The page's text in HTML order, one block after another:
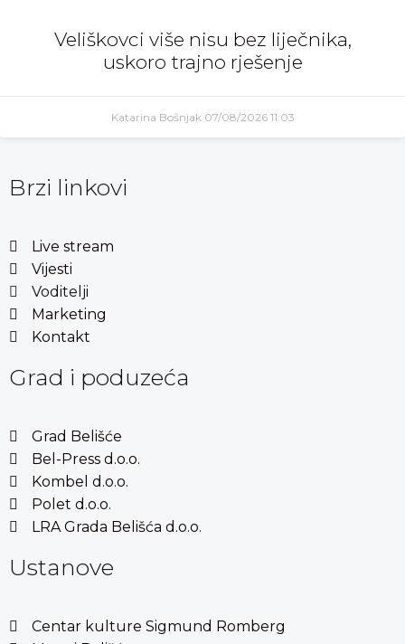
Veliškovci više nisu bez liječnika,
uskoro trajno rješenje
Katarina Bošnjak 07/08/2026 11:03
Brzi linkovi
Live stream
Vijesti
Voditelji
Marketing
Kontakt
Grad i poduzeća
Grad Belišće
Bel-Press d.o.o.
Kombel d.o.o.
Polet d.o.o.
LRA Grada Belišća d.o.o.
Ustanove
Centar kulture Sigmund Romberg